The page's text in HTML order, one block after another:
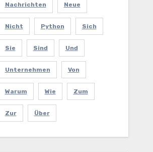
Nachrichten Neue
Nicht Python Sich
Sie Sind Und
Unternehmen Von
Warum Wie Zum
Zur Über